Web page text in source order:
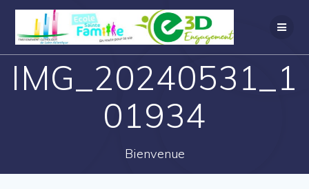
IMG_20240531_1
01934
Bienvenue